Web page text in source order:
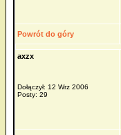
Powrót do góry
axzx
Dołączył: 12 Wrz 2006
Posty: 29